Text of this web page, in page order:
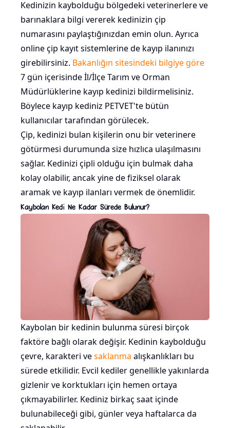
Kedinizin kaybolduğu bölgedeki veterinerlere ve
barınaklara bilgi vererek kedinizin çip
numarasını paylaştığınızdan emin olun. Ayrıca
online çip kayıt sistemlerine de kayıp ilanınızı
girebilirsiniz. Bakanlığın sitesindeki bilgiye göre
7 gün içerisinde İl/İlçe Tarım ve Orman
Müdürlüklerine kayıp kedinizi bildirmelisiniz.
Böylece kayıp kediniz PETVET'te bütün
kullanıcılar tarafından görülecek.
Çip, kedinizi bulan kişilerin onu bir veterinere
götürmesi durumunda size hızlıca ulaşılmasını
sağlar. Kedinizi çipli olduğu için bulmak daha
kolay olabilir, ancak yine de fiziksel olarak
aramak ve kayıp ilanları vermek de önemlidir.
Kaybolan Kedi Ne Kadar Sürede Bulunur?
Kaybolan bir kedinin bulunma süresi birçok
faktöre bağlı olarak değişir. Kedinin kaybolduğu
çevre, karakteri vesaklanma alışkanlıkları bu
sürede etkilidir. Evcil kediler genellikle yakınlarda
gizlenir ve korktukları için hemen ortaya
çıkmayabilirler. Kediniz birkaç saat içinde
bulunabileceği gibi, günler veya haftalarca da